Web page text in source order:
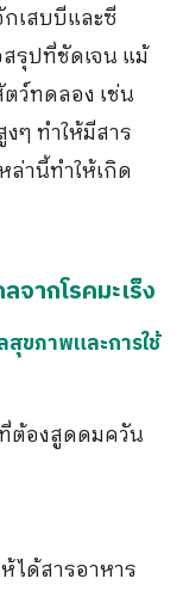
เสบบีและซี
สรุปที่ชัดเจน แม้
ว์ทดลอง เช่น
ๆ ทำให้มีสาร
ล่านี้ทำให้เกิด
จากโรคมะเร็ง
สุขภาพและการใช้
ต้องสูดดมควัน
ได้สารอาหาร